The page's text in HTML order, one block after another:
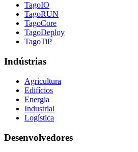
TagoIO
TagoRUN
TagoCore
TagoDeploy
TagoTiP
Indústrias
Agricultura
Edifícios
Energia
Industrial
Logística
Desenvolvedores